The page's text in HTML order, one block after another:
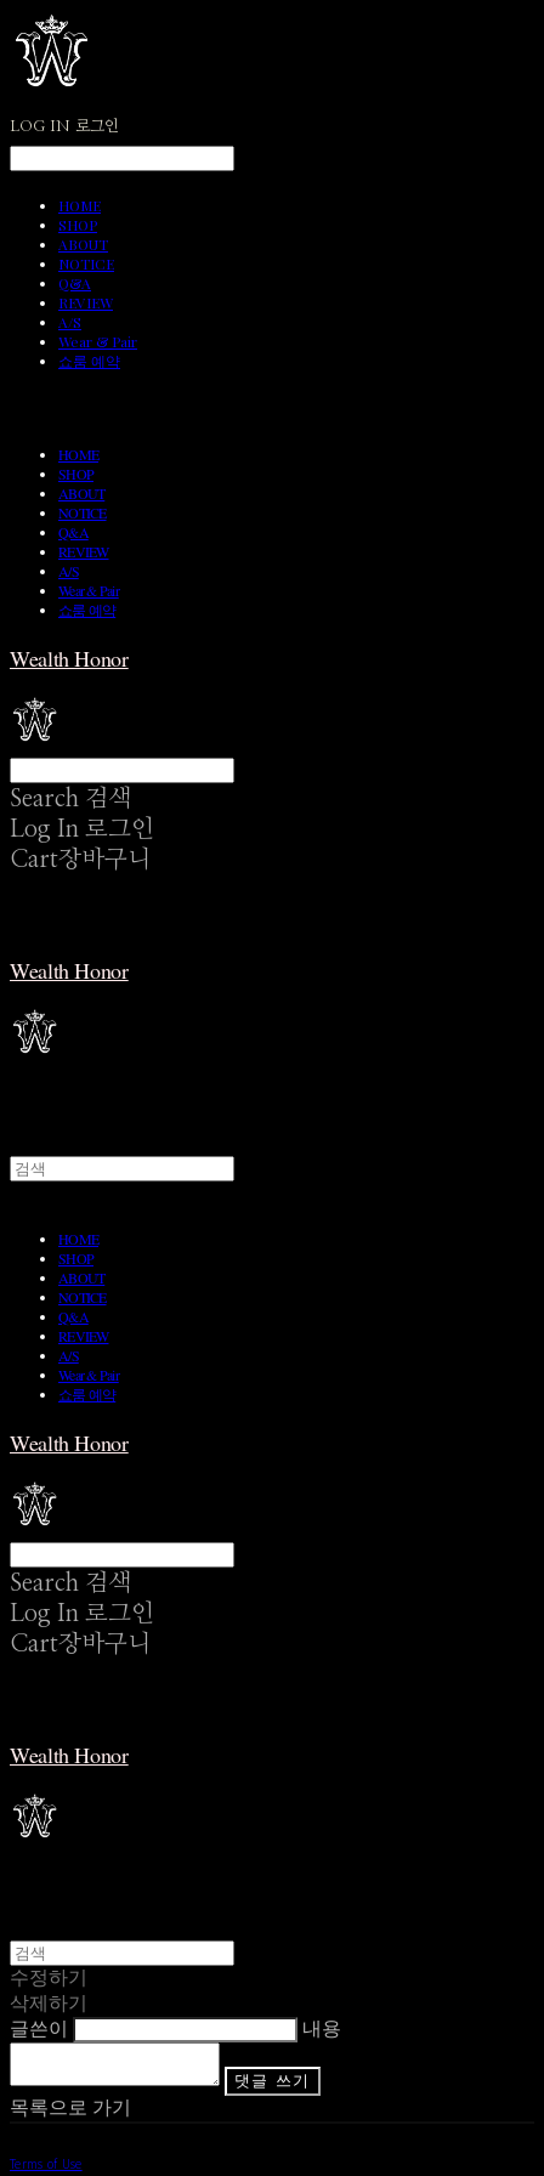
LOG IN 로그인
HOME
SHOP
ABOUT
NOTICE
Q&A
REVIEW
A/S
Wear & Pair
쇼룸 예약
HOME
SHOP
ABOUT
NOTICE
Q&A
REVIEW
A/S
Wear & Pair
쇼룸 예약
Wealth Honor
Search 검색
Log In 로그인
Cart장바구니
Wealth Honor
HOME
SHOP
ABOUT
NOTICE
Q&A
REVIEW
A/S
Wear & Pair
쇼룸 예약
Wealth Honor
Search 검색
Log In 로그인
Cart장바구니
Wealth Honor
수정하기
삭제하기
글쓴이
내용
댓글 쓰기
목록으로 가기
Terms of Use